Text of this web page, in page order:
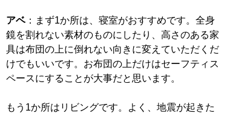
アベ：まず1か所は、寝室がおすすめです。全身
鏡を割れない素材のものにしたり、高さのある家
具は布団の上に倒れない向きに変えていただくだ
けでもいいです。お布団の上だけはセーフティス
ペースにすることが大事だと思います。
もう1か所はリビングです。よく、地震が起きた